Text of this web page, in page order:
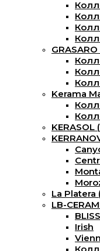
Kerama
KERASOL
La Platera
LB-
BLISS
Irish